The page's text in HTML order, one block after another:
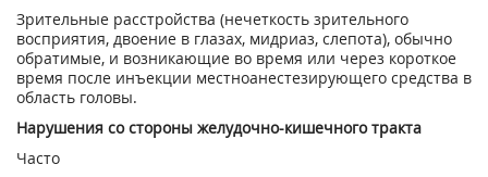
Зрительные расстройства (нечеткость зрительного
восприятия, двоение в глазах, мидриаз, слепота), обычно
обратимые, и возникающие во время или через короткое
время после инъекции местноанестезирующего средства в
область головы.
Нарушения со стороны желудочно-кишечного тракта
Часто